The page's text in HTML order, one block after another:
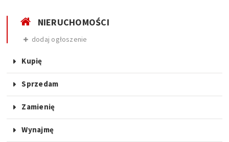
NIERUCHOMOŚCI
dodaj ogłoszenie
Kupię
Sprzedam
Zamienię
Wynajmę